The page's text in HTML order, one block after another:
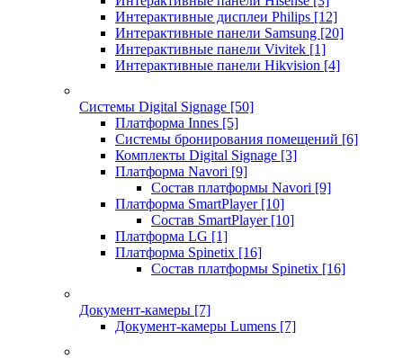
Интерактивные дисплеи Philips [12]
Интерактивные панели Samsung [20]
Интерактивные панели Vivitek [1]
Интерактивные панели Hikvision [4]
Системы Digital Signage [50]
Платформа Innes [5]
Системы бронирования помещений [6]
Комплекты Digital Signage [3]
Платформа Navori [9]
Состав платформы Navori [9]
Платформа SmartPlayer [10]
Состав SmartPlayer [10]
Платформа LG [1]
Платформа Spinetix [16]
Состав платформы Spinetix [16]
Документ-камеры [7]
Документ-камеры Lumens [7]